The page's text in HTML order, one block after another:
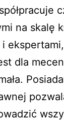
na skalę
dla